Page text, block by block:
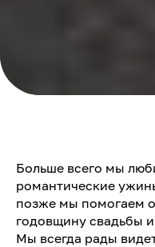
Больше всего мы
романтические
позже мы помогаем
годовщину свадьбы
Мы всегда рады